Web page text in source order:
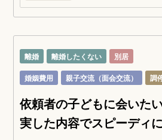
離婚 離婚したくない
別居
婚姻費用
親子交流（面会交流） 調
依頼者の子どもに会いた
実した内容でスピーディ